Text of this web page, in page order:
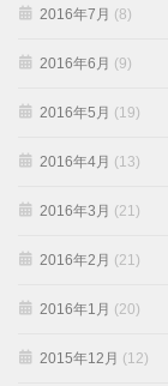
2016年7月 (8)
2016年6月 (9)
2016年5月 (19)
2016年4月 (13)
2016年3月 (21)
2016年2月 (21)
2016年1月 (20)
2015年12月 (12)